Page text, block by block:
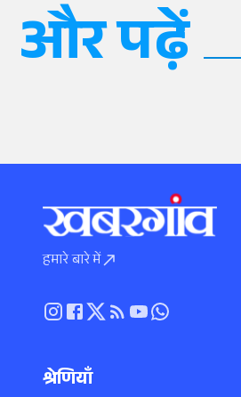
और पढ़ें
हमारे बारे में
श्रेणियाँ